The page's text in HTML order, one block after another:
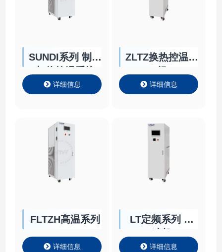
SUNDI系列 制冷
详细信息
ZLTZ换热控温机
详细信息
FLTZH高温系列
详细信息
LT定频系列 冷
详细信息